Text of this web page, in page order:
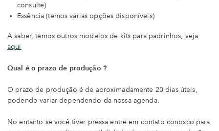
consulte)
Essência (temos várias opções disponíveis)
A saber, temos outros modelos de kits para padrinhos, veja
aqui
Qual é o prazo de produção ?
O prazo de produção é de aproximadamente 20 dias úteis,
podendo variar dependendo da nossa agenda.
No entanto se você tiver pressa entre em contato conosco para